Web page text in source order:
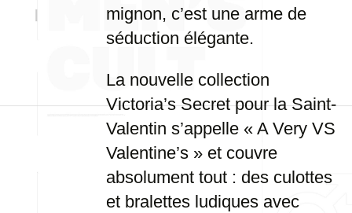
mignon, c’est une arme de
séduction élégante.
La nouvelle collection
Victoria’s Secret pour la Saint-
Valentin s’appelle « A Very VS
Valentine’s » et couvre
absolument tout : des culottes
et bralettes ludiques avec